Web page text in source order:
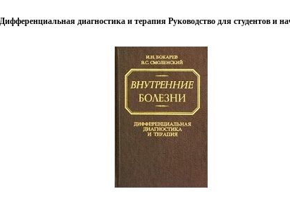
диагностика и терапия Руководство для студентов и